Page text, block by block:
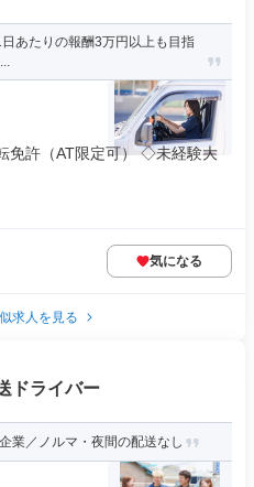
あたりの報酬3万円以上も目指
免許（AT限定可） ◇未経験大
気になる
求人を見る
ドライバー
業／ノルマ・夜間の配送なし